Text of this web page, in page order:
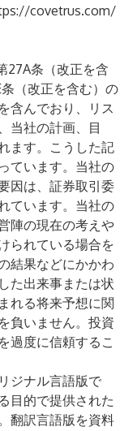
covetrus.com/
27A条（改正を含
（改正を含む）の
含んでおり、リス
当社の計画、目
ます。こうした記
ています。当社の
因は、証券取引委
ています。当社の
陣の現在の考えや
られている場合を
結果などにかかわ
た出来事または状
れる将来予想に関
負いません。投資
過度に信頼するこ
ジナル言語版で
目的で提供された
翻訳言語版を資料